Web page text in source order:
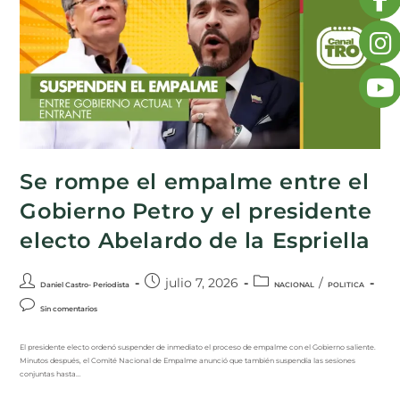
Se rompe el empalme entre el
Gobierno Petro y el presidente
electo Abelardo de la Espriella
Daniel Castro- Periodista julio 7, 2026 NACIONAL / POLITICA
Sin comentarios
El presidente electo ordenó suspender de inmediato el proceso de empalme con el Gobierno saliente.
Minutos después, el Comité Nacional de Empalme anunció que también suspendía las sesiones
conjuntas hasta…